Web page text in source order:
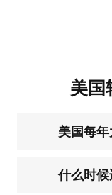
美国
美国每
什么时